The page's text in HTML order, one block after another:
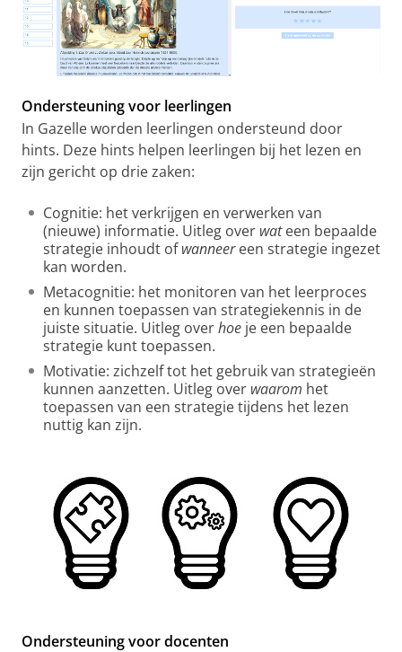
Ondersteuning voor leerlingen
In Gazelle worden leerlingen ondersteund door
hints. Deze hints helpen leerlingen bij het lezen en
zijn gericht op drie zaken:
Cognitie: het verkrijgen en verwerken van
(nieuwe) informatie. Uitleg over wateen bepaalde
strategie inhoudt ofwanneereen strategie ingezet
kan worden.
Metacognitie: het monitoren van het leerproces
en kunnen toepassen van strategiekennis in de
juiste situatie. Uitleg overhoe je een bepaalde
strategie kunt toepassen.
Motivatie: zichzelf tot het gebruik van strategieën
kunnen aanzetten. Uitleg over waarom het
toepassen van een strategie tijdens het lezen
nuttig kan zijn.
Ondersteuning voor docenten